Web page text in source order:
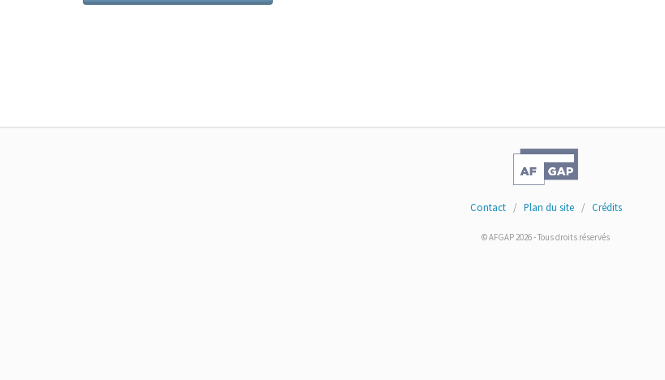
Contact/ Plan du site/ Crédits
© AFGAP 2026 - Tous droits réservés